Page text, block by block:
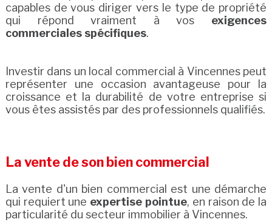
capables de vous diriger vers le type de propriété
qui répond vraiment à vos exigences
commerciales spécifiques.
Investir dans un local commercial à Vincennes peut
représenter une occasion avantageuse pour la
croissance et la durabilité de votre entreprise si
vous êtes assistés par des professionnels qualifiés.
La vente de son bien commercial
La vente d'un bien commercial est une démarche
qui requiert une expertise pointue, en raison de la
particularité du secteur immobilier à Vincennes.